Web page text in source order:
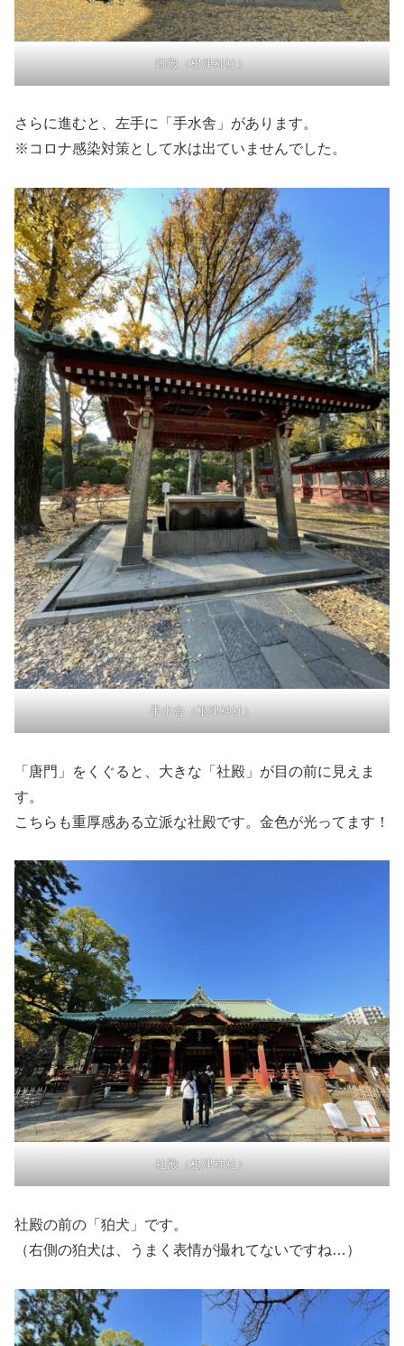
舞殿（根津神社）
さらに進むと、左手に「手水舎」があります。
※コロナ感染対策として水は出ていませんでした。
手水舎（根津神社）
「唐門」をくぐると、大きな「社殿」が目の前に見えま
す。
こちらも重厚感ある立派な社殿です。金色が光ってます！
社殿（根津神社）
社殿の前の「狛犬」です。
（右側の狛犬は、うまく表情が撮れてないですね…）